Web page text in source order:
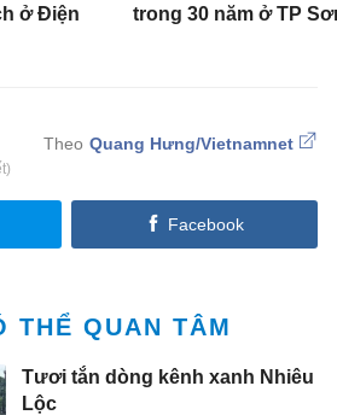
ở Điện
trong 30 năm ở TP
Quang Hưng/Vietnamnet
Facebook
THỂ QUAN TÂM
Tươi tắn dòng kênh xanh Nhiêu
Lộc